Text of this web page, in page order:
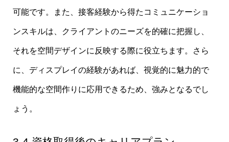
可能です。また、接客経験から得たコミュニケーショ
ンスキルは、クライアントのニーズを的確に把握し、
それを空間デザインに反映する際に役立ちます。さら
に、ディスプレイの経験があれば、視覚的に魅力的で
機能的な空間作りに応用できるため、強みとなるでし
ょう。